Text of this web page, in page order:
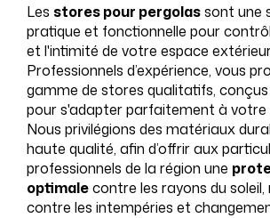
Les stores pour pergolassont une
pratique et fonctionnelle pour
et l'intimité de votre espace
Professionnels d’expérience, vous
gamme de stores qualitatifs,
pour s'adapter parfaitement à votre
Nous privilégions des matériaux
haute qualité, afin d’offrir aux
professionnels de la région une
optimalecontre les rayons du soleil,
contre les intempéries et